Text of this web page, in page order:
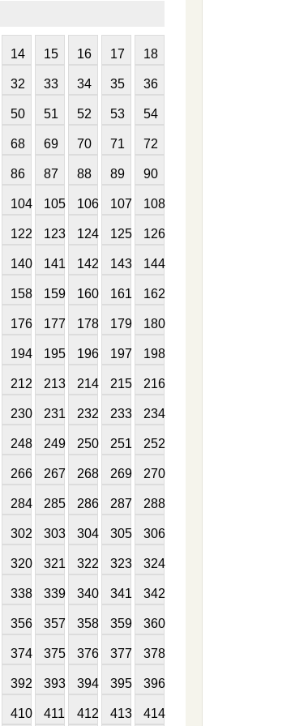
14 15 16 17 18
32 33 34 35 36
50 51 52 53 54
68 69 70 71 72
86 87 88 89 90
104 105 106 107 108
122 123 124 125 126
140 141 142 143 144
158 159 160 161 162
176 177 178 179 180
194 195 196 197 198
212 213 214 215 216
230 231 232 233 234
248 249 250 251 252
266 267 268 269 270
284 285 286 287 288
302 303 304 305 306
320 321 322 323 324
338 339 340 341 342
356 357 358 359 360
374 375 376 377 378
392 393 394 395 396
410 411 412 413 414